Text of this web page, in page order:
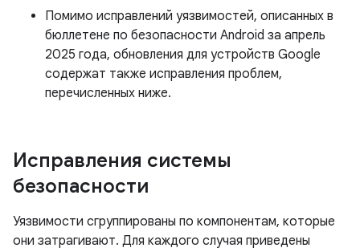
Помимо исправлений уязвимостей, описанных в
бюллетене по безопасности Android за апрель
2025 года, обновления для устройств Google
содержат также исправления проблем,
перечисленных ниже.
Исправления системы
безопасности
Уязвимости сгруппированы по компонентам, которые
они затрагивают. Для каждого случая приведены